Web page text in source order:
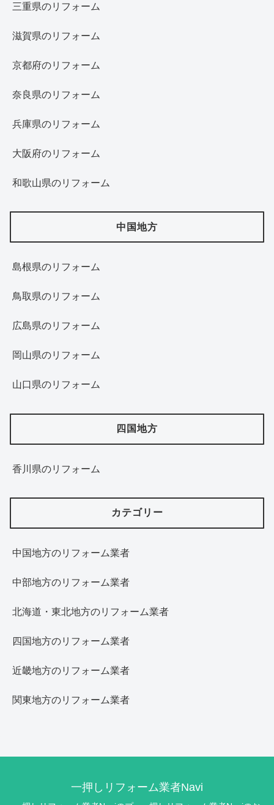
三重県のリフォーム
滋賀県のリフォーム
京都府のリフォーム
奈良県のリフォーム
兵庫県のリフォーム
大阪府のリフォーム
和歌山県のリフォーム
中国地方
島根県のリフォーム
鳥取県のリフォーム
広島県のリフォーム
岡山県のリフォーム
山口県のリフォーム
四国地方
香川県のリフォーム
カテゴリー
中国地方のリフォーム業者
中部地方のリフォーム業者
北海道・東北地方のリフォーム業者
四国地方のリフォーム業者
近畿地方のリフォーム業者
関東地方のリフォーム業者
一押しリフォーム業者Navi